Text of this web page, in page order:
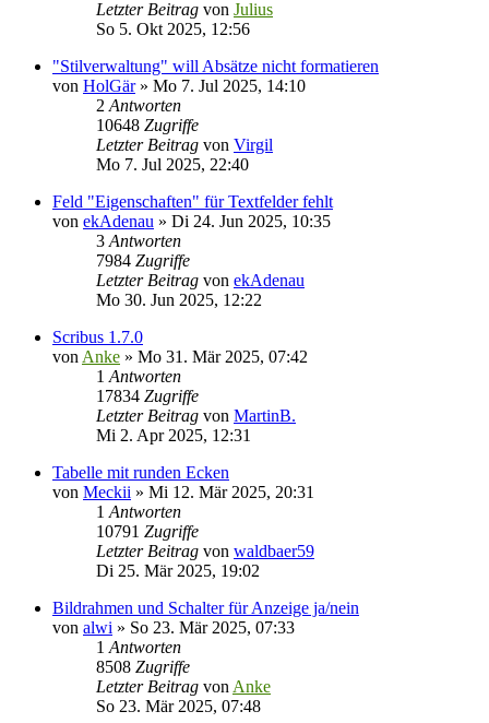
Letzter Beitrag von Julius
So 5. Okt 2025, 12:56
"Stilverwaltung" will Absätze nicht formatieren
von HolGär» Mo 7. Jul 2025, 14:10
2 Antworten
10648 Zugriffe
Letzter Beitrag von Virgil
Mo 7. Jul 2025, 22:40
Feld "Eigenschaften" für Textfelder fehlt
von ekAdenau » Di 24. Jun 2025, 10:35
3 Antworten
7984 Zugriffe
Letzter Beitrag von ekAdenau
Mo 30. Jun 2025, 12:22
Scribus 1.7.0
von Anke » Mo 31. Mär 2025, 07:42
1 Antworten
17834 Zugriffe
Letzter Beitrag von MartinB.
Mi 2. Apr 2025, 12:31
Tabelle mit runden Ecken
von Meckii » Mi 12. Mär 2025, 20:31
1 Antworten
10791 Zugriffe
Letzter Beitrag von waldbaer59
Di 25. Mär 2025, 19:02
Bildrahmen und Schalter für Anzeige ja/nein
von alwi » So 23. Mär 2025, 07:33
1 Antworten
8508 Zugriffe
Letzter Beitrag von Anke
So 23. Mär 2025, 07:48